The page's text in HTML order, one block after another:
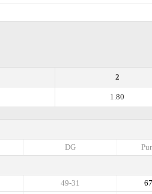
2
1.80
DG
67
49-31